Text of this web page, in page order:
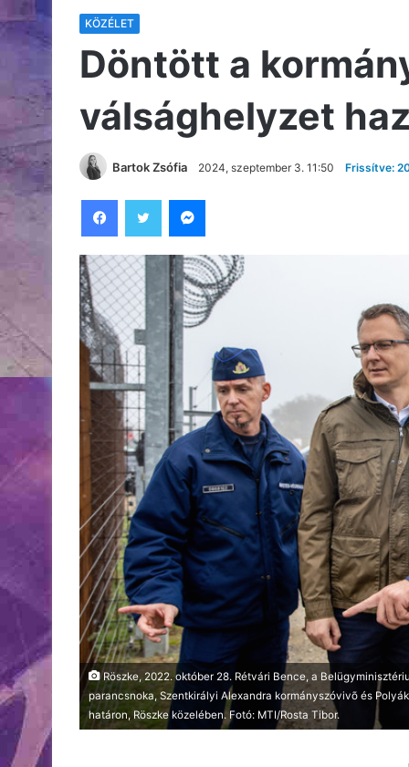
KÖZÉLET
Döntött a
válsághelyzet
Bartok Zsófia 2024, szeptember 3. 11:50 Frissítve:
Röszke, 2022. október 28. Rétvári Bence, a
parancsnoka, Szentkirályi Alexandra kormányszóvivõ és
határon, Röszke közelében. Fotó: MTI/Rosta Tibor.